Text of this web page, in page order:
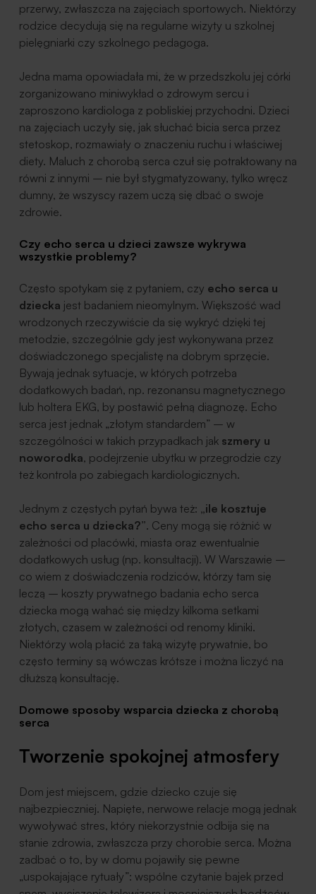
przerwy, zwłaszcza na zajęciach sportowych. Niektórzy
rodzice decydują się na regularne wizyty u szkolnej
pielęgniarki czy szkolnego pedagoga.
Jedna mama opowiadała mi, że w przedszkolu jej córki
zorganizowano miniwykład o zdrowym sercu i
zaproszono kardiologa z pobliskiej przychodni. Dzieci
na zajęciach uczyły się, jak słuchać bicia serca przez
stetoskop, rozmawiały o znaczeniu ruchu i właściwej
diety. Maluch z chorobą serca czuł się potraktowany na
równi z innymi – nie był stygmatyzowany, tylko wręcz
dumny, że wszyscy razem uczą się dbać o swoje
zdrowie.
Czy echo serca u dzieci zawsze wykrywa
wszystkie problemy?
Często spotykam się z pytaniem, czy echo serca u
dziecka jest badaniem nieomylnym. Większość wad
wrodzonych rzeczywiście da się wykryć dzięki tej
metodzie, szczególnie gdy jest wykonywana przez
doświadczonego specjalistę na dobrym sprzęcie.
Bywają jednak sytuacje, w których potrzeba
dodatkowych badań, np. rezonansu magnetycznego
lub holtera EKG, by postawić pełną diagnozę. Echo
serca jest jednak „złotym standardem” – w
szczególności w takich przypadkach jak szmery u
noworodka, podejrzenie ubytku w przegrodzie czy
też kontrola po zabiegach kardiologicznych.
Jednym z częstych pytań bywa też: „ile kosztuje
echo serca u dziecka?”. Ceny mogą się różnić w
zależności od placówki, miasta oraz ewentualnie
dodatkowych usług (np. konsultacji). W Warszawie –
co wiem z doświadczenia rodziców, którzy tam się
leczą – koszty prywatnego badania echo serca
dziecka mogą wahać się między kilkoma setkami
złotych, czasem w zależności od renomy kliniki.
Niektórzy wolą płacić za taką wizytę prywatnie, bo
często terminy są wówczas krótsze i można liczyć na
dłuższą konsultację.
Domowe sposoby wsparcia dziecka z chorobą
serca
Tworzenie spokojnej atmosfery
Dom jest miejscem, gdzie dziecko czuje się
najbezpieczniej. Napięte, nerwowe relacje mogą jednak
wywoływać stres, który niekorzystnie odbija się na
stanie zdrowia, zwłaszcza przy chorobie serca. Można
zadbać o to, by w domu pojawiły się pewne
„uspokajające rytuały”: wspólne czytanie bajek przed